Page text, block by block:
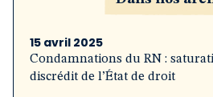
15 avril 2025
Condamnations du RN :
discrédit de l’État de droit